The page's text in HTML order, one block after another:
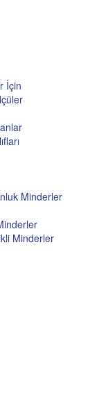
İçin
Minderler
Minderler